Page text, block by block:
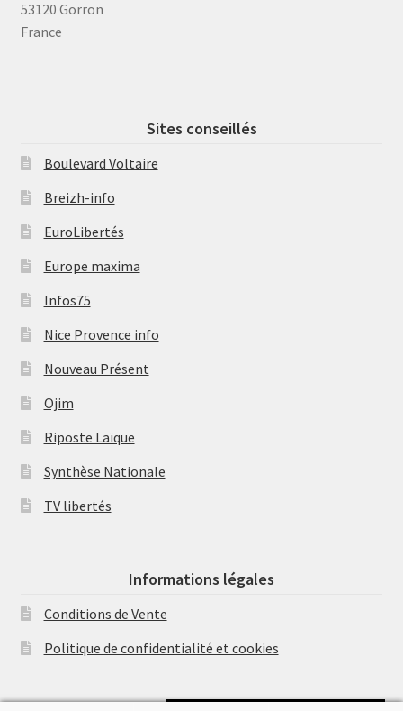
53120 Gorron
France
Sites conseillés
Boulevard Voltaire
Breizh-info
EuroLibertés
Europe maxima
Infos75
Nice Provence info
Nouveau Présent
Ojim
Riposte Laïque
Synthèse Nationale
TV libertés
Informations légales
Conditions de Vente
Politique de confidentialité et cookies